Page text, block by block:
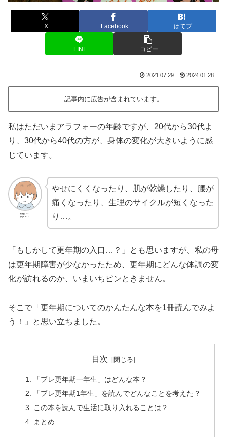
X Facebook はてブ
LINE コピー
2021.07.29 2024.01.28
記事内に広告が含まれています。
私はただいまアラフォーの年齢ですが、20代から30代よ
り、30代から40代の方が、身体の変化が大きいように感
じています。
ぽこ
やせにくくなったり、肌が乾燥したり、腰が
痛くなったり、生理のサイクルが短くなった
り…。
「もしかして更年期の入口…？」とも思いますが、私の母
は更年期障害が少なかったため、更年期にどんな体調の変
化が訪れるのか、いまいちピンときません。
そこで「更年期についてのかんたんな本を1冊読んでみよ
う！」と思い立ちました。
目次
「プレ更年期一年生」はどんな本？
「プレ更年期1年生」を読んでどんなことを考えた？
この本を読んで生活に取り入れることは？
まとめ